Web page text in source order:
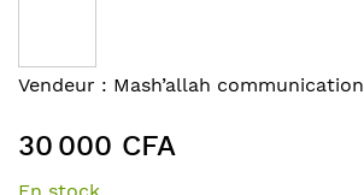
of
the
gallery
Skip
the
beginning
of
Vendeur : Mash’allah communication
30 000 CFA